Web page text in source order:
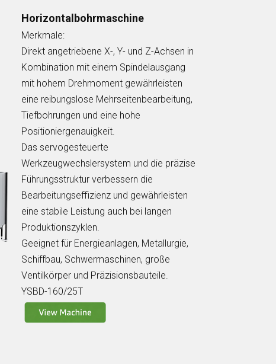
Horizontalbohrmaschine
Merkmale:
Direkt angetriebene X-, Y- und Z-Achsen in
Kombination mit einem Spindelausgang
mit hohem Drehmoment gewährleisten
eine reibungslose Mehrseitenbearbeitung,
Tiefbohrungen und eine hohe
Positioniergenauigkeit.
Das servogesteuerte
Werkzeugwechslersystem und die präzise
Führungsstruktur verbessern die
Bearbeitungseffizienz und gewährleisten
eine stabile Leistung auch bei langen
Produktionszyklen.
Geeignet für Energieanlagen, Metallurgie,
Schiffbau, Schwermaschinen, große
Ventilkörper und Präzisionsbauteile.
YSBD-160/25T